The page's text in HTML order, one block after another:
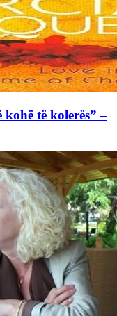
të kolerës” –